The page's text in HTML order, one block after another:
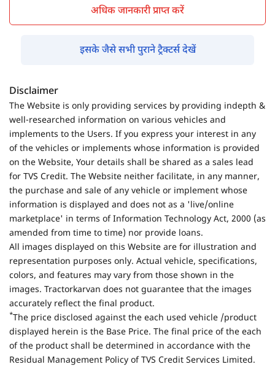
अधिक जानकारी प्राप्त करें
इसके जैसे सभी पुराने ट्रैक्टर्स देखें
Disclaimer
The Website is only providing services by providing indepth &
well-researched information on various vehicles and
implements to the Users. If you express your interest in any
of the vehicles or implements whose information is provided
on the Website, Your details shall be shared as a sales lead
for TVS Credit. The Website neither facilitate, in any manner,
the purchase and sale of any vehicle or implement whose
information is displayed and does not as a 'live/online
marketplace' in terms of Information Technology Act, 2000 (as
amended from time to time) nor provide loans.
All images displayed on this Website are for illustration and
representation purposes only. Actual vehicle, specifications,
colors, and features may vary from those shown in the
images. Tractorkarvan does not guarantee that the images
accurately reflect the final product.
*The price disclosed against the each used vehicle /product
displayed herein is the Base Price. The final price of the each
of the product shall be determined in accordance with the
Residual Management Policy of TVS Credit Services Limited.